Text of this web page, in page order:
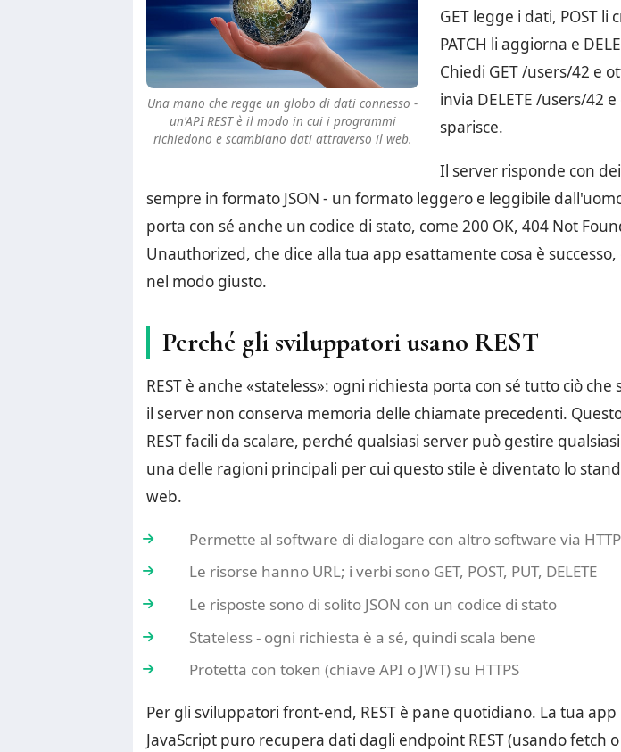
Una mano che regge un globo di dati connesso -
un'API REST è il modo in cui i programmi
richiedono e scambiano dati attraverso il web.
GET legge i dati, POST li
PATCH li aggiorna e
Chiedi GET /users/42 e
invia DELETE /users/42
sparisce.
Il server risponde con
sempre in formato JSON - un formato leggero e leggibile
porta con sé anche un codice di stato, come 200 OK, 404 Not
Unauthorized, che dice alla tua app esattamente cosa è
nel modo giusto.
Perché gli sviluppatori usano REST
REST è anche «stateless»: ogni richiesta porta con sé tutto ciò che
il server non conserva memoria delle chiamate precedenti.
REST facili da scalare, perché qualsiasi server può gestire
una delle ragioni principali per cui questo stile è diventato lo
web.
Permette al software di dialogare con altro software via HTTP
Le risorse hanno URL; i verbi sono GET, POST, PUT, DELETE
Le risposte sono di solito JSON con un codice di stato
Stateless - ogni richiesta è a sé, quindi scala bene
Protetta con token (chiave API o JWT) su HTTPS
Per gli sviluppatori front-end, REST è pane quotidiano. La tua app
JavaScript puro recupera dati dagli endpoint REST (usando fetch